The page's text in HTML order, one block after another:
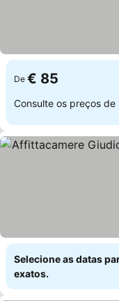
De € 85
Consulte os preços de
Selecione as datas
exatos.